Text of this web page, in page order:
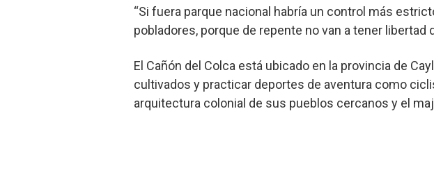
“Si fuera parque nacional habría un control más
pobladores, porque de repente no van a tener libertad
El Cañón del Colca está ubicado en la provincia de
cultivados y practicar deportes de aventura como
arquitectura colonial de sus pueblos cercanos y el